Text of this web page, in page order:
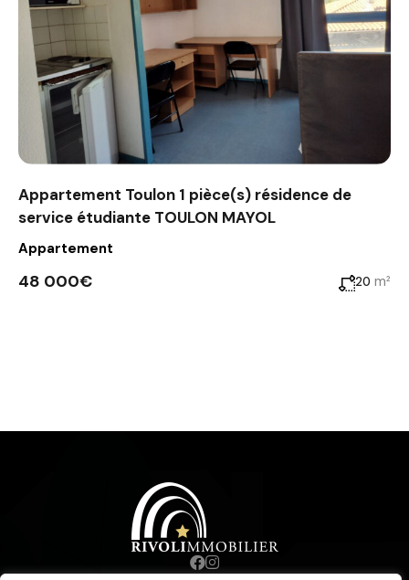
Appartement Toulon 1 pièce(s) résidence de
service étudiante TOULON MAYOL
Appartement
48 000€ 20 m²